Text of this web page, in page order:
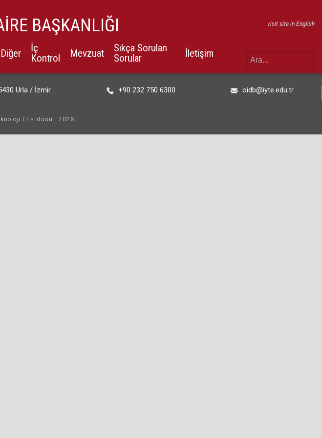
BAŞKANLIĞI
Diğer
İç
Kontrol
Mevzuat
Sıkça Sorulan
Sorular
İletişim
visit site in English
Urla / İzmir +90 232 750 6300 oidb@iyte.edu.tr
Enstitüsü - 2026